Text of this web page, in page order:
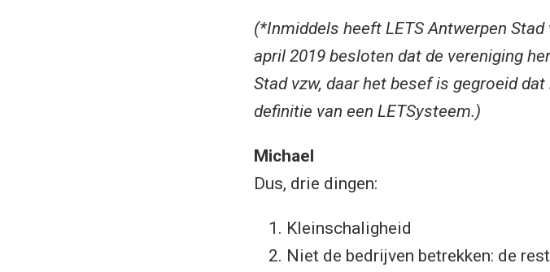
(*Inmiddels heeft LETS Antwerpen
april 2019 besloten dat de vereniging
Stad vzw, daar het besef is gegroeid
definitie van een LETSysteem.)
Michael
Dus, drie dingen:
Kleinschaligheid
Niet de bedrijven betrekken: de